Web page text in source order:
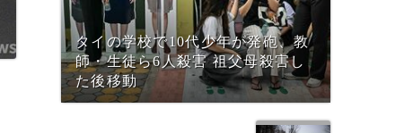
タイの学校で10代少年が発砲、教
師・生徒ら6人殺害 祖父母殺害し
た後移動